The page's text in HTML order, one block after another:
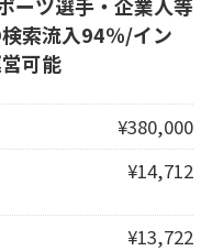
索流入94％/イン
可能
¥380,000
¥14,712
¥13,722